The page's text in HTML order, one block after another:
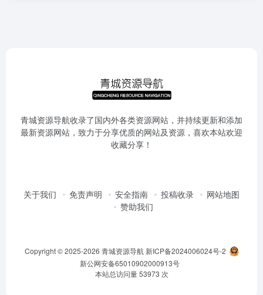
青城资源导航收录了国内外各类资源网站，并持续更新和添加
最新资源网站，致力于分享优质的网站及资源，喜欢本站欢迎
收藏分享！
关于我们 免责声明 安全指南 投稿收录
网站地图
赞助我们
Copyright © 2025-2026 青城资源导航 新ICP备2024006024号-2
新公网安备65010902000913号
本站总访问量53973 次